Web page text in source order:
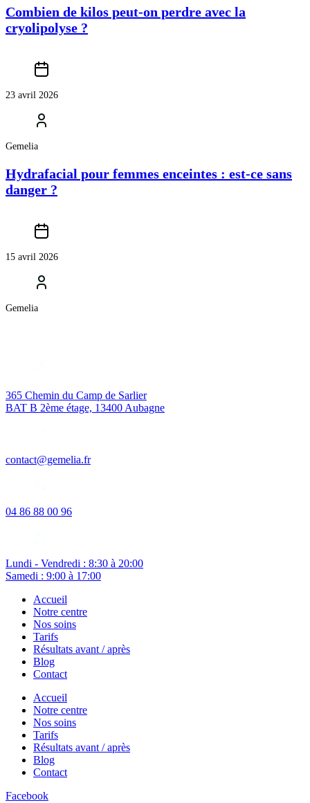
Combien de kilos peut-on perdre avec la
cryolipolyse ?
23 avril 2026
Gemelia
Hydrafacial pour femmes enceintes : est-ce sans
danger ?
15 avril 2026
Gemelia
365 Chemin du Camp de Sarlier
BAT B 2ème étage, 13400 Aubagne
contact@gemelia.fr
04 86 88 00 96
Lundi - Vendredi : 8:30 à 20:00
Samedi : 9:00 à 17:00
Accueil
Notre centre
Nos soins
Tarifs
Résultats avant / après
Blog
Contact
Accueil
Notre centre
Nos soins
Tarifs
Résultats avant / après
Blog
Contact
Facebook